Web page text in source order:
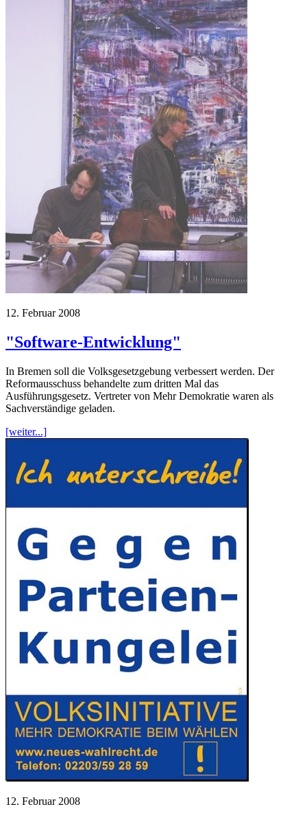
12. Februar 2008
"Software-Entwicklung"
In Bremen soll die Volksgesetzgebung verbessert werden. Der
Reformausschuss behandelte zum dritten Mal das
Ausführungsgesetz. Vertreter von Mehr Demokratie waren als
Sachverständige geladen.
[weiter...]
12. Februar 2008